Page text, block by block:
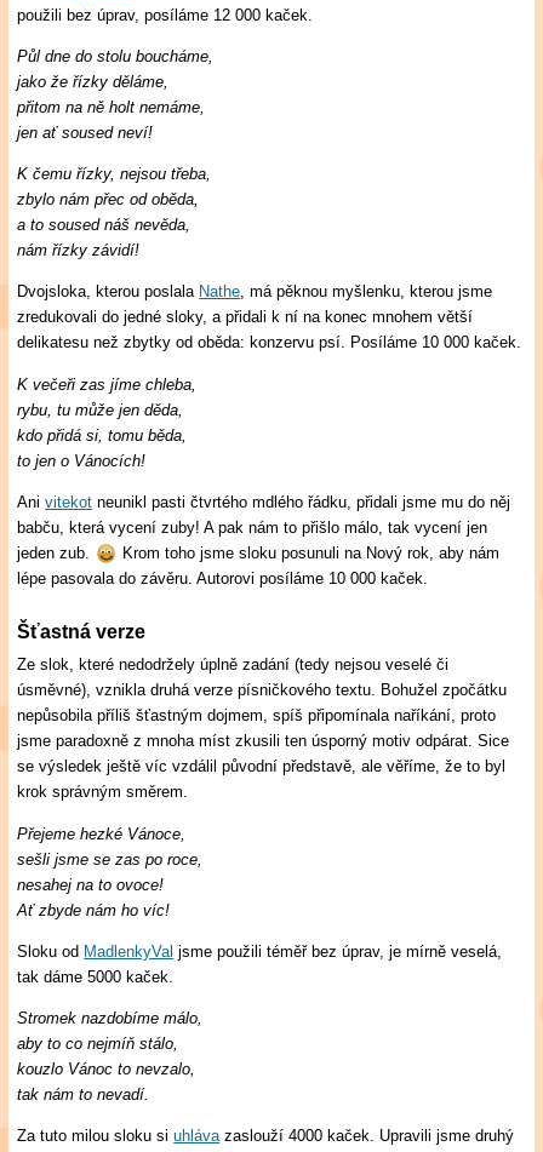
použili bez úprav, posíláme 12 000 kaček.
Půl dne do stolu boucháme,
jako že řízky děláme,
přitom na ně holt nemáme,
jen ať soused neví!
K čemu řízky, nejsou třeba,
zbylo nám přec od oběda,
a to soused náš nevěda,
nám řízky závidí!
Dvojsloka, kterou poslala Nathe, má pěknou myšlenku, kterou jsme
zredukovali do jedné sloky, a přidali k ní na konec mnohem větší
delikatesu než zbytky od oběda: konzervu psí. Posíláme 10 000 kaček.
K večeři zas jíme chleba,
rybu, tu může jen děda,
kdo přidá si, tomu běda,
to jen o Vánocích!
Anivitekot neunikl pasti čtvrtého mdlého řádku, přidali jsme mu do něj
babču, která vycení zuby! A pak nám to přišlo málo, tak vycení jen
jeden zub.
Krom toho jsme sloku posunuli na Nový rok, aby nám
lépe pasovala do závěru. Autorovi posíláme 10 000 kaček.
Šťastná verze
Ze slok, které nedodržely úplně zadání (tedy nejsou veselé či
úsměvné), vznikla druhá verze písničkového textu. Bohužel zpočátku
nepůsobila příliš šťastným dojmem, spíš připomínala naříkání, proto
jsme paradoxně z mnoha míst zkusili ten úsporný motiv odpárat. Sice
se výsledek ještě víc vzdálil původní představě, ale věříme, že to byl
krok správným směrem.
Přejeme hezké Vánoce,
sešli jsme se zas po roce,
nesahej na to ovoce!
Ať zbyde nám ho víc!
Sloku od MadlenkyVal jsme použili téměř bez úprav, je mírně veselá,
tak dáme 5000 kaček.
Stromek nazdobíme málo,
aby to co nejmíň stálo,
kouzlo Vánoc to nevzalo,
tak nám to nevadí.
Za tuto milou sloku siuhlávazaslouží 4000 kaček. Upravili jsme druhý